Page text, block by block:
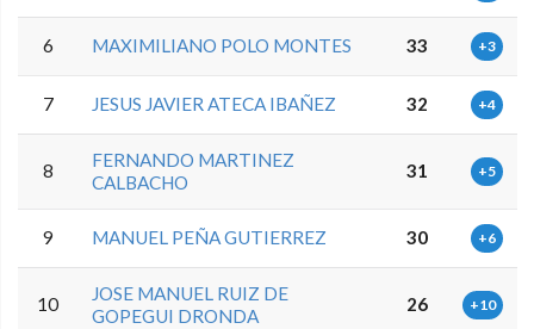
6 MAXIMILIANO POLO MONTES 33 +3
7 JESUS JAVIER ATECA IBAÑEZ 32 +4
8
FERNANDO MARTINEZ
CALBACHO
31 +5
9 MANUEL PEÑA GUTIERREZ 30 +6
10
JOSE MANUEL RUIZ DE
GOPEGUI DRONDA
26 +10